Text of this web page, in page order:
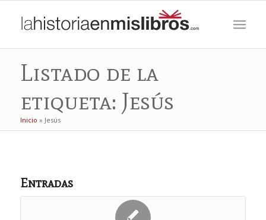
Listado de la
etiqueta: Jesús
Inicio » Jesús
Entradas